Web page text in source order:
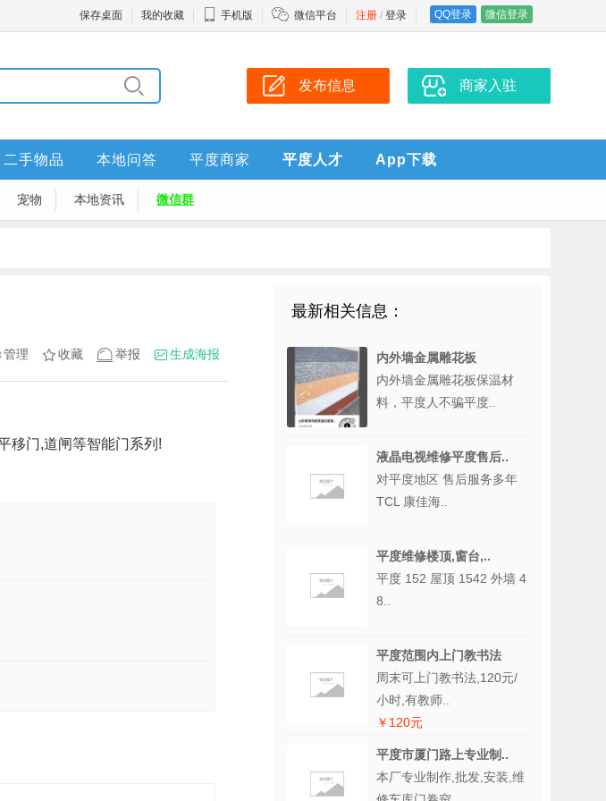
注册 / 登录 QQ登录 微信登录
保存桌面 我的收藏 手机版 微信平台
发布信息 商家入驻
二手物品 本地问答 平度商家 平度人才 App下载
宠物 本地资讯 微信群
管理 收藏 举报 生成海报
移门,道闸等智能门系列!
最新相关信息：
内外墙金属雕花板
内外墙金属雕花板保温材
料，平度人不骗平度..
液晶电视维修平度售后..
对平度地区 售后服务多年
TCL 康佳海..
平度维修楼顶,窗台,..
平度 152 屋顶 1542 外墙 4
8..
平度范围内上门教书法
周末可上门教书法,120元/
小时,有教师..
￥120元
平度市厦门路上专业制..
本厂专业制作,批发,安装,维